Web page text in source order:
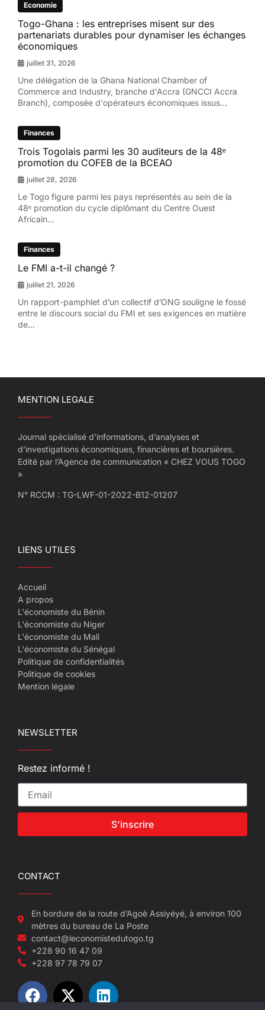
Economie
Togo-Ghana : les entreprises misent sur des
partenariats durables pour dynamiser les échanges
économiques
juillet 31, 2026
Une délégation de la Ghana National Chamber of
Commerce and Industry, branche d'Accra (GNCCI Accra
Branch), composée d'opérateurs économiques issus...
Finances
Trois Togolais parmi les 30 auditeurs de la 48ᵉ
promotion du COFEB de la BCEAO
juillet 28, 2026
Le Togo figure parmi les pays représentés au sein de la
48ᵉ promotion du cycle diplômant du Centre Ouest
Africain...
Finances
Le FMI a-t-il changé ?
juillet 21, 2026
Un rapport-pamphlet d’un collectif d’ONG souligne le fossé
entre le discours social du FMI et ses exigences en matière
de...
MENTION LEGALE
Journal spécialisé d’informations, d’analyses et
d’investigations économiques, financières et boursières.
Edité par l’Agence de communication « CHEZ VOUS TOGO
»
N° RCCM : TG-LWF-01-2022-B12-01207
LIENS UTILES
Accueil
A propos
L'économiste du Bénin
L'économiste du Niger
L'économiste du Mali
L'économiste du Sénégal
Politique de confidentialités
Politique de cookies
Mention légale
NEWSLETTER
Restez informé !
S'inscrire
CONTACT
En bordure de la route d’Agoè Assiyéyé, à environ 100
mètres du bureau de La Poste
contact@leconomistedutogo.tg
+228 90 16 47 09
+228 97 78 79 07